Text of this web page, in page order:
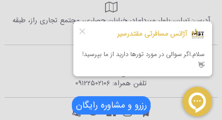
آدرس: تهران، بلوار میرداماد، خیابان حصاری، مجتمع تجاری راز، طبقه
همکف و اول
تلفن همراه: ۰۹۱۲۲۵۰۲۱۰۶
رزرو و مشاوره رایگان